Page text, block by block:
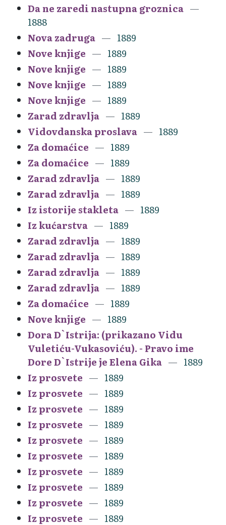
Da ne zaredi nastupna groznica
1888
Nova zadruga
1889
Nove knjige
1889
Nove knjige
1889
Nove knjige
1889
Nove knjige
1889
Zarad zdravlja
1889
Vidovdanska proslava
1889
Za domaćice
1889
Za domaćice
1889
Zarad zdravlja
1889
Zarad zdravlja
1889
Iz istorije stakleta
1889
Iz kućarstva
1889
Zarad zdravlja
1889
Zarad zdravlja
1889
Zarad zdravlja
1889
Zarad zdravlja
1889
Za domaćice
1889
Nove knjige
1889
Dora D`Istrija: (prikazano Vidu
Vuletiću-Vukasoviću). - Pravo ime
Dore D`Istrije je Elena Gika
1889
Iz prosvete
1889
Iz prosvete
1889
Iz prosvete
1889
Iz prosvete
1889
Iz prosvete
1889
Iz prosvete
1889
Iz prosvete
1889
Iz prosvete
1889
Iz prosvete
1889
Iz prosvete
1889